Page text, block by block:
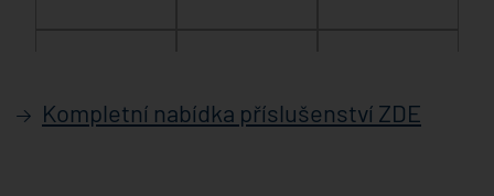
Kompletní nabídka příslušenství ZDE